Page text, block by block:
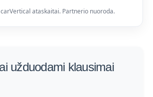
ataskaitai. Partnerio nuoroda.
užduodami klausimai